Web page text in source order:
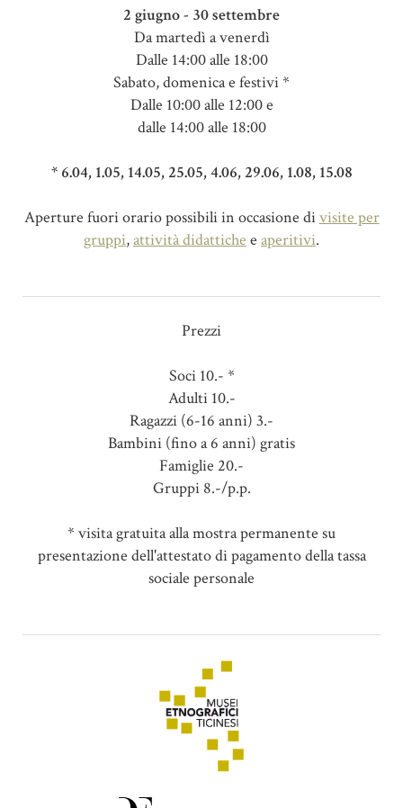
2 giugno - 30 settembre
Da martedì a venerdì
Dalle 14:00 alle 18:00
Sabato, domenica e festivi *
Dalle 10:00 alle 12:00 e
dalle 14:00 alle 18:00
* 6.04, 1.05, 14.05, 25.05, 4.06, 29.06, 1.08, 15.08
Aperture fuori orario possibili in occasione divisite per
gruppi,attività didattiche e aperitivi.
Prezzi
Soci 10.- *
Adulti 10.-
Ragazzi (6-16 anni) 3.-
Bambini (fino a 6 anni) gratis
Famiglie 20.-
Gruppi 8.-/p.p.
* visita gratuita alla mostra permanente su
presentazione dell'attestato di pagamento della tassa
sociale personale